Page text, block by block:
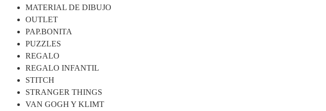
MATERIAL DE DIBUJO
OUTLET
PAP.BONITA
PUZZLES
REGALO
REGALO INFANTIL
STITCH
STRANGER THINGS
VAN GOGH Y KLIMT